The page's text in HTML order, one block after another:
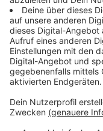
waren als am
Veröffentlicht:
Anzeige